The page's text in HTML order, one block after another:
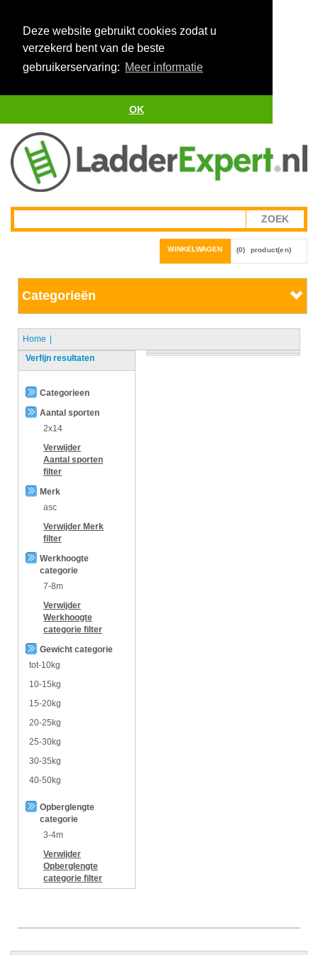
Deze website gebruikt cookies zodat u
verzekerd bent van de beste
gebruikerservaring: Meer informatie
OK
WINKELWAGEN (0) product(en)
Categorieën
Home
Verfijn resultaten
Categorieen
Aantal sporten
2x14
Verwijder
Aantal sporten
filter
Merk
asc
Verwijder Merk
filter
Werkhoogte
categorie
7-8m
Verwijder
Werkhoogte
categorie filter
Gewicht categorie
tot-10kg
10-15kg
15-20kg
20-25kg
25-30kg
30-35kg
40-50kg
Opberglengte
categorie
3-4m
Verwijder
Opberglengte
categorie filter